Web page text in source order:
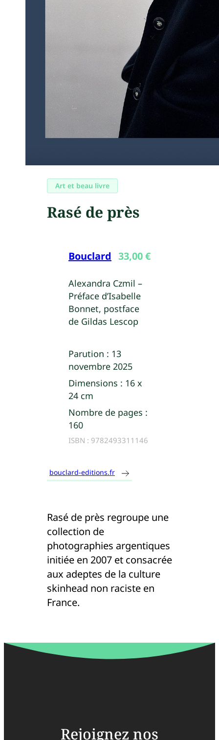
Art et beau livre
Rasé de près
Bouclard 33,00€
Alexandra Czmil –
Préface d’Isabelle
Bonnet, postface
de Gildas Lescop
Parution : 13
novembre 2025
Dimensions : 16 x
24 cm
Nombre de pages :
160
ISBN : 9782493311146
bouclard-editions.fr
Rasé de près regroupe une
collection de
photographies argentiques
initiée en 2007 et consacrée
aux adeptes de la culture
skinhead non raciste en
France.
Rejoignez nos